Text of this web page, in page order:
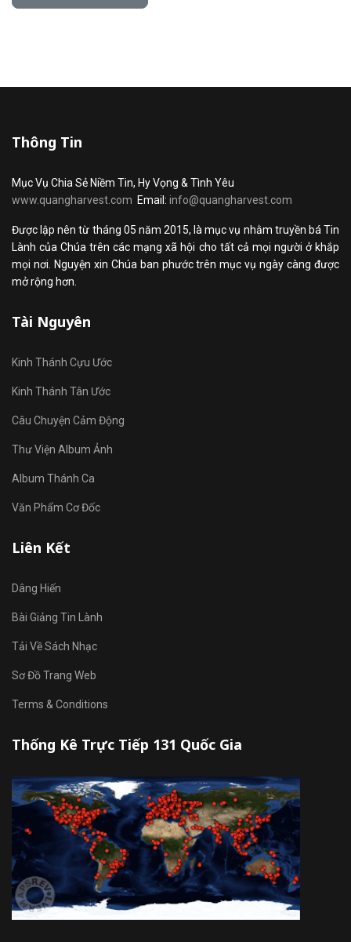
Thông Tin
Mục Vụ Chia Sẻ Niềm Tin, Hy Vọng & Tình Yêu
www.quangharvest.com Email: info@quangharvest.com
Được lập nên từ tháng 05 năm 2015, là mục vụ nhằm truyền bá Tin
Lành của Chúa trên các mạng xã hội cho tất cả mọi người ở khắp
mọi nơi. Nguyện xin Chúa ban phước trên mục vụ ngày càng được
mở rộng hơn.
Tài Nguyên
Kinh Thánh Cựu Ước
Kinh Thánh Tân Ước
Câu Chuyện Cảm Động
Thư Viện Album Ảnh
Album Thánh Ca
Văn Phẩm Cơ Đốc
Liên Kết
Dâng Hiến
Bài Giảng Tin Lành
Tải Về Sách Nhạc
Sơ Đồ Trang Web
Terms & Conditions
Thống Kê Trực Tiếp 131 Quốc Gia